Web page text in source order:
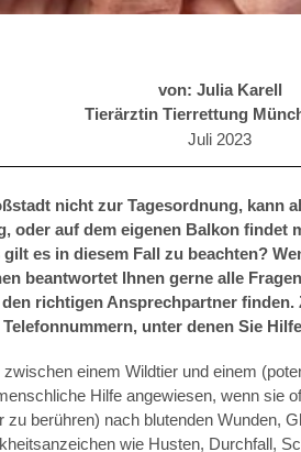
von: Julia Karell
Tierärztin Tierrettung
Juli 2023
nicht zur Tagesordnung, kann
oder auf dem eigenen Balkon
es in diesem Fall zu beachten?
beantwortet Ihnen gerne alle
richtigen Ansprechpartner
Telefonnummern, unter denen Sie
einem Wildtier und einem
Hilfe angewiesen, wenn sie
zu berühren) nach blutenden Wunden,
wie Husten, Durchfall,